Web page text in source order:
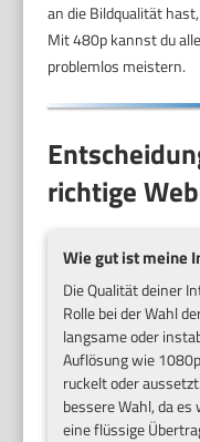
an die Bildqualität
Mit 480p kannst du
problemlos meistern.
richtige
Wie gut ist meine
Die Qualität deiner
Rolle bei der Wahl
langsame oder
Auflösung wie
ruckelt oder
bessere Wahl, da
eine flüssige